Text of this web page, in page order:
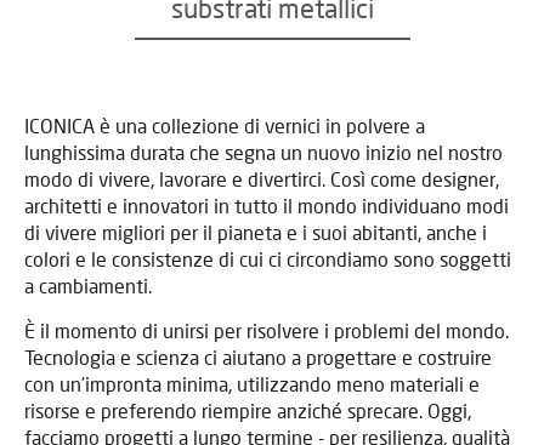
substrati metallici
ICONICA è una collezione di vernici in polvere a
lunghissima durata che segna un nuovo inizio nel nostro
modo di vivere, lavorare e divertirci. Così come designer,
architetti e innovatori in tutto il mondo individuano modi
di vivere migliori per il pianeta e i suoi abitanti, anche i
colori e le consistenze di cui ci circondiamo sono soggetti
a cambiamenti.
È il momento di unirsi per risolvere i problemi del mondo.
Tecnologia e scienza ci aiutano a progettare e costruire
con un’impronta minima, utilizzando meno materiali e
risorse e preferendo riempire anziché sprecare. Oggi,
facciamo progetti a lungo termine - per resilienza, qualità